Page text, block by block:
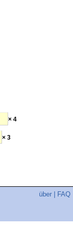
× 4
× 3
über FAQ